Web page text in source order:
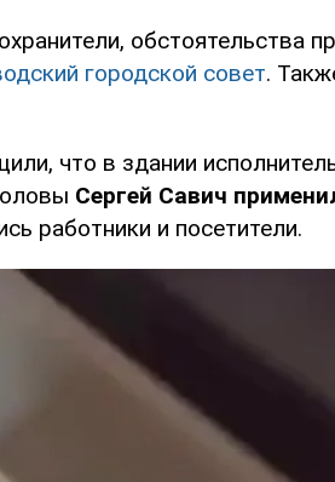
обстоятельства
городской совет.
что в здании
Сергей Савич
работники и посетители.